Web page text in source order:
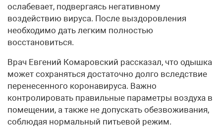
ослабевает, подвергаясь негативному
воздействию вируса. После выздоровления
необходимо дать легким полностью
восстановиться.
Врач Евгений Комаровский рассказал, что одышка
может сохраняться достаточно долго вследствие
перенесенного коронавируса. Важно
контролировать правильные параметры воздуха в
помещении, а также не допускать обезвоживания,
соблюдая нормальный питьевой режим.